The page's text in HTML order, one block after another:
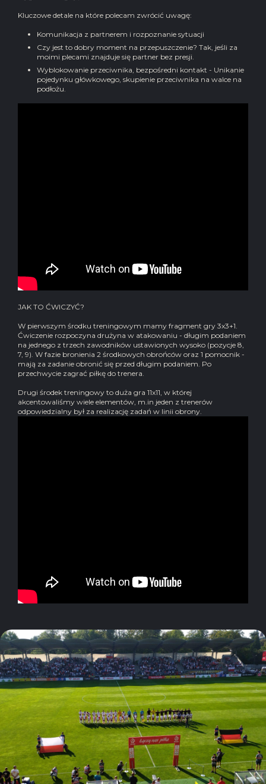
Kluczowe detale na które polecam zwrócić uwagę:
Komunikacja z partnerem i rozpoznanie sytuacji
Czy jest to dobry moment na przepuszczenie? Tak, jeśli za
moimi plecami znajduje się partner bez presji.
Wyblokowanie przeciwnika, bezpośredni kontakt - Unikanie
pojedynku główkowego, skupienie przeciwnika na walce na
podłożu.
JAK TO ĆWICZYĆ?
W pierwszym środku treningowym mamy fragment gry 3x3+1.
Ćwiczenie rozpoczyna drużyna w atakowaniu - długim podaniem
na jednego z trzech zawodników ustawionych wysoko (pozycje 8,
7, 9). W fazie bronienia 2 środkowych obrońców oraz 1 pomocnik -
mają za zadanie obronić się przed długim podaniem. Po
przechwycie zagrać piłkę do trenera.
Drugi środek treningowy to duża gra 11x11, w której
akcentowaliśmy wiele elementów, m.in jeden z trenerów
odpowiedzialny był za realizację zadań w linii obrony.